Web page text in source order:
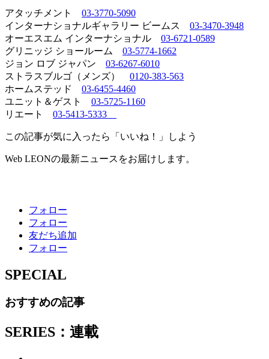
アタッチメント 03-3770-5090
インターナショナルギャラリー ビームス 03-3470-3948
オーエスエム インターナショナル 03-6721-0589
グリニッジ ショールーム 03-5774-1662
ジョン ロブ ジャパン 03-6267-6010
ストラスブルゴ（メンズ） 0120-383-563
ホームステッド 03-6455-4460
ユニット＆ゲスト 03-5725-1160
リエート 03-5413-5333
この記事が気に入ったら「いいね！」しよう
Web LEONの最新ニュースをお届けします。
フォロー
フォロー
友だち追加
フォロー
SPECIAL
おすすめの記事
SERIES：連載